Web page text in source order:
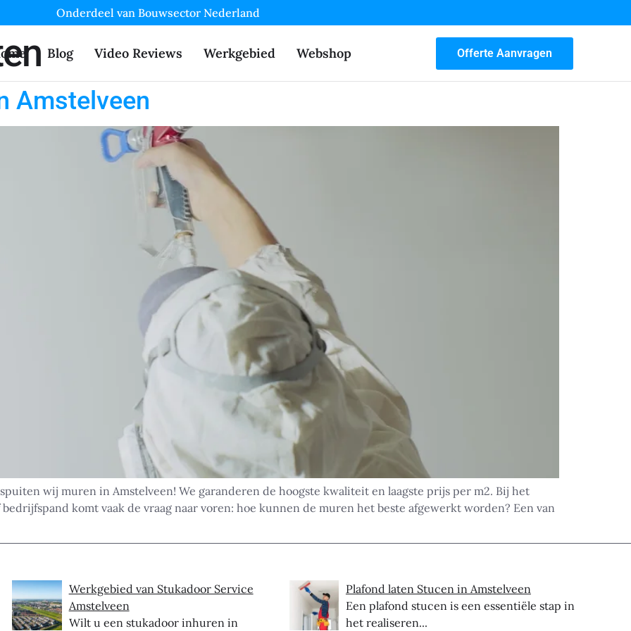
Onderdeel van Bouwsector Nederland
Blog Video Reviews Werkgebied Webshop Offerte Aanvragen
Amstelveen
wij muren in Amstelveen! We garanderen de hoogste kwaliteit en laagste prijs per m2. Bij het
komt vaak de vraag naar voren: hoe kunnen de muren het beste afgewerkt worden? Een van
Werkgebied van Stukadoor Service
Amstelveen
Wilt u een stukadoor inhuren in
Plafond laten Stucen in Amstelveen
Een plafond stucen is een essentiële stap in
het realiseren...